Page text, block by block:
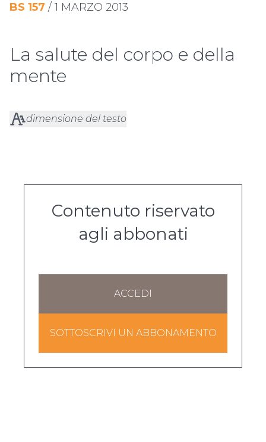
BS 157 / 1 MARZO 2013
La salute del corpo e della
mente
dimensione del testo
Contenuto riservato
agli abbonati
ACCEDI
SOTTOSCRIVI UN ABBONAMENTO